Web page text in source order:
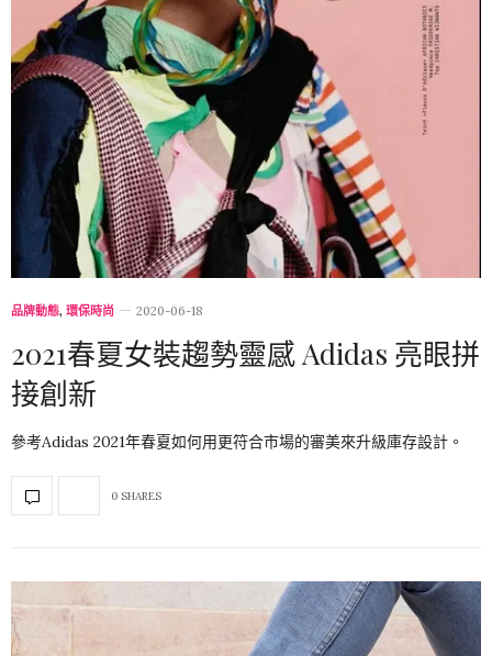
品牌動態, 環保時尚 2020-06-18
2021春夏女裝趨勢靈感 Adidas 亮眼拼
接創新
參考Adidas 2021年春夏如何用更符合市場的審美來升級庫存設計。
0 SHARES